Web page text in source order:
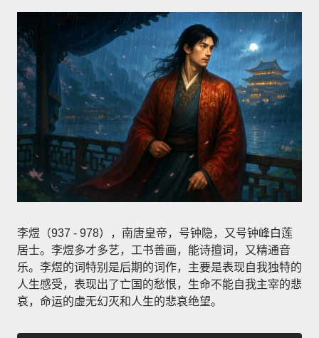
李煜（937 - 978）​，南唐皇帝，号钟隐，又号钟峰白莲
居士。李煜多才多艺，工书善画，能诗擅词，又精通音
乐。李煜的词特别是后期的词作，主要是表现自我独特的
人生感受，表现出了亡国的愁恨，生命不能自我主宰的悲
哀，命运的虚无幻灭和人生的悲哀绝望。